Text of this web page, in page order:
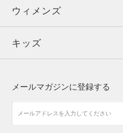
ウィメンズ
キッズ
アクセサリー
トップス
ボトムス
アクセサリー
ウィメンズ
トップス
シューズ
キッズ
メールマガジンに登録する